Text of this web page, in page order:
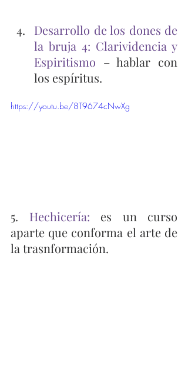
Desarrollo de los dones de
la bruja 4: Clarividencia y
Espiritismo – hablar con
los espíritus.
https://youtu.be/8T9674cNwXg
5. Hechicería: es un curso
aparte que conforma el arte de
la trasnformación.